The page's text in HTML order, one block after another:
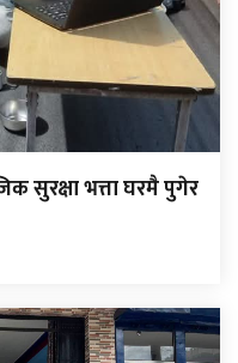
सुरक्षा भत्ता घरमै पुगेर